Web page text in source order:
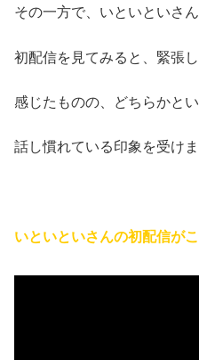
その一方で、いといといさ
初配信を見てみると、緊張
感じたものの、どちらかと
話し慣れている印象を受けま
いといといさんの初配信がこ